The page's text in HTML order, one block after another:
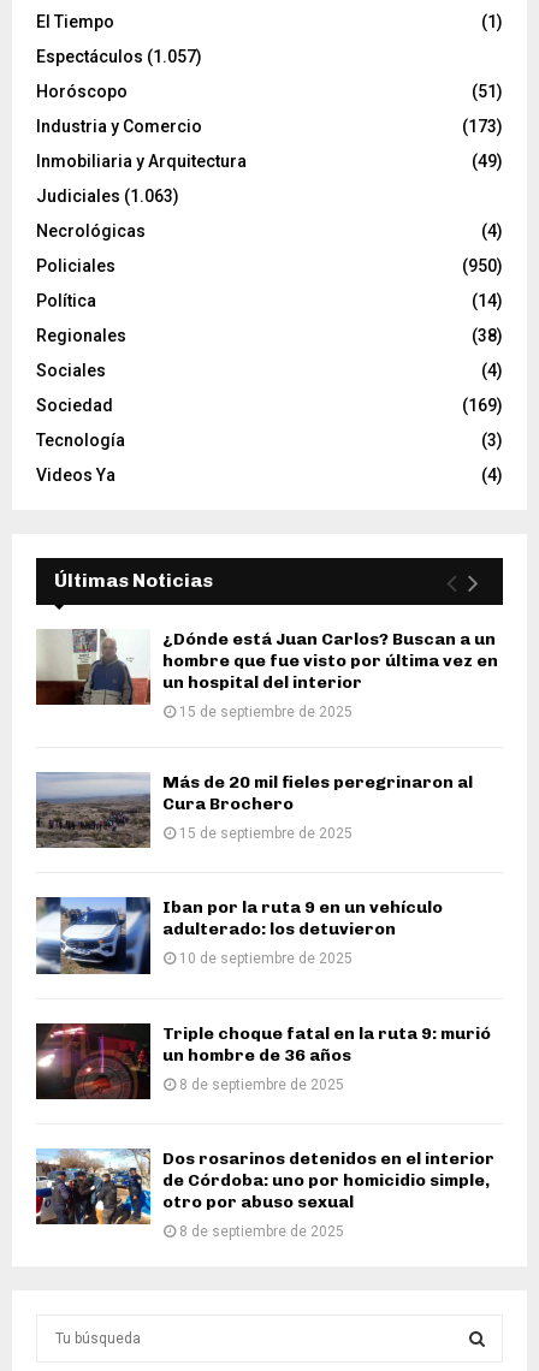
El Tiempo
(1)
Espectáculos (1.057)
Horóscopo
(51)
Industria y Comercio
(173)
Inmobiliaria y Arquitectura
(49)
Judiciales (1.063)
Necrológicas
(4)
Policiales
(950)
Política
(14)
Regionales
(38)
Sociales
(4)
Sociedad
(169)
Tecnología
(3)
Videos Ya
(4)
Últimas Noticias
¿Dónde está Juan Carlos? Buscan a un
hombre que fue visto por última vez en
un hospital del interior
15 de septiembre de 2025
Más de 20 mil fieles peregrinaron al
Cura Brochero
15 de septiembre de 2025
Iban por la ruta 9 en un vehículo
adulterado: los detuvieron
10 de septiembre de 2025
Triple choque fatal en la ruta 9: murió
un hombre de 36 años
8 de septiembre de 2025
Dos rosarinos detenidos en el interior
de Córdoba: uno por homicidio simple,
otro por abuso sexual
8 de septiembre de 2025